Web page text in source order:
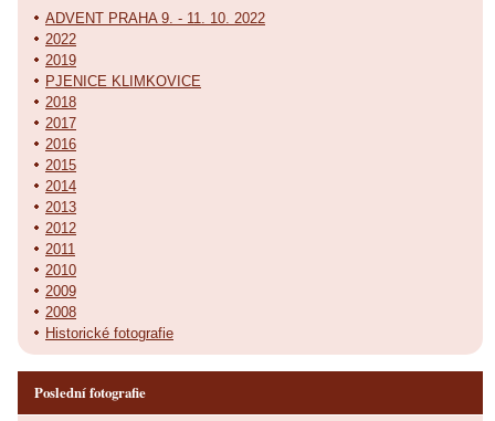
ADVENT PRAHA 9. - 11. 10. 2022
2022
2019
PJENICE KLIMKOVICE
2018
2017
2016
2015
2014
2013
2012
2011
2010
2009
2008
Historické fotografie
Poslední fotografie